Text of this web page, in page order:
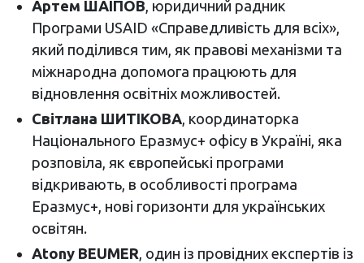
Артем ШАІПОВ, юридичний радник
Програми USAID «Справедливість для всіх»,
який поділився тим, як правові механізми та
міжнародна допомога працюють для
відновлення освітніх можливостей.
Світлана ШИТІКОВА, координаторка
Національного Еразмус+ офісу в Україні, яка
розповіла, як європейські програми
відкривають, в особливості програма
Еразмус+, нові горизонти для українських
освітян.
Atony BEUMER, один із провідних експертів із